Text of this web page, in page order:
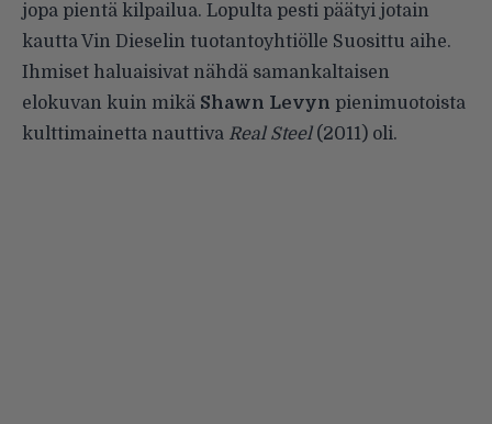
jopa pientä kilpailua. Lopulta pesti päätyi jotain
kautta Vin Dieselin tuotantoyhtiölle Suosittu aihe.
Ihmiset haluaisivat nähdä samankaltaisen
elokuvan kuin mikä Shawn Levyn pienimuotoista
kulttimainetta nauttiva Real Steel(2011) oli.